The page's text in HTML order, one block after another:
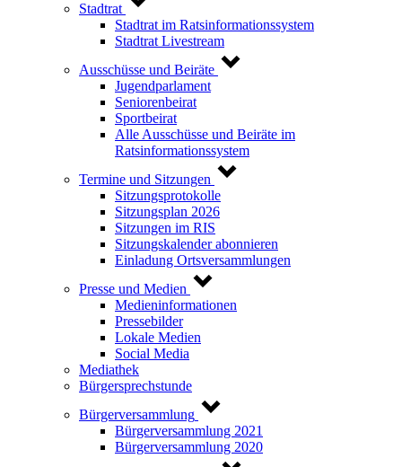
Stadtrat
Stadtrat im Ratsinformationssystem
Stadtrat Livestream
Ausschüsse und Beiräte
Jugendparlament
Seniorenbeirat
Sportbeirat
Alle Ausschüsse und Beiräte im
Ratsinformationssystem
Termine und Sitzungen
Sitzungsprotokolle
Sitzungsplan 2026
Sitzungen im RIS
Sitzungskalender abonnieren
Einladung Ortsversammlungen
Presse und Medien
Medieninformationen
Pressebilder
Lokale Medien
Social Media
Mediathek
Bürgersprechstunde
Bürgerversammlung
Bürgerversammlung 2021
Bürgerversammlung 2020